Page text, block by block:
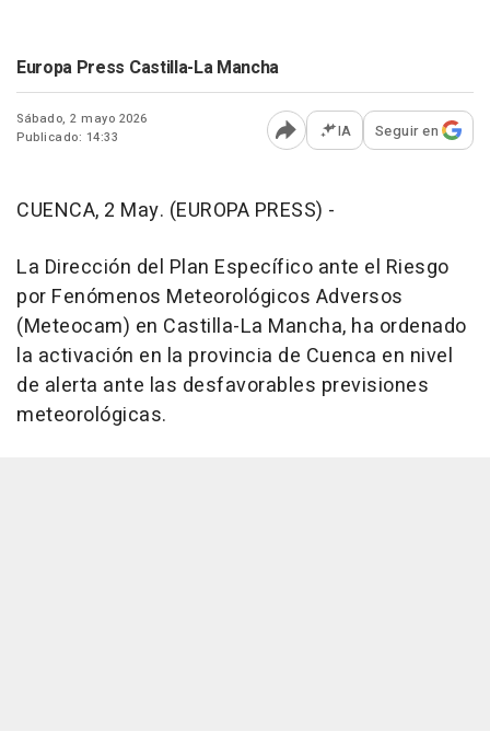
Europa Press Castilla-La Mancha
Sábado, 2 mayo 2026
Publicado: 14:33
Abrir opciones para
IA Seguir en
CUENCA, 2 May. (EUROPA PRESS) -
La Dirección del Plan Específico ante el Riesgo
por Fenómenos Meteorológicos Adversos
(Meteocam) en Castilla-La Mancha, ha ordenado
la activación en la provincia de Cuenca en nivel
de alerta ante las desfavorables previsiones
meteorológicas.